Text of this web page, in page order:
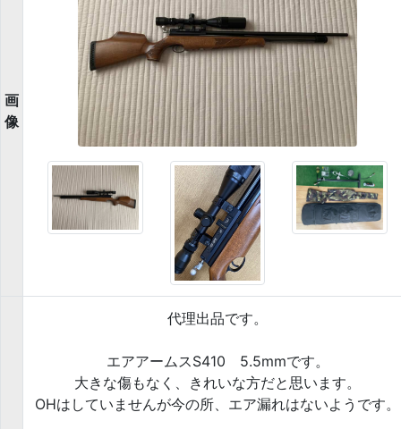
画
像
代理出品です。
エアアームスS410 5.5mmです。
大きな傷もなく、きれいな方だと思います。
OHはしていませんが今の所、エア漏れはないようです。